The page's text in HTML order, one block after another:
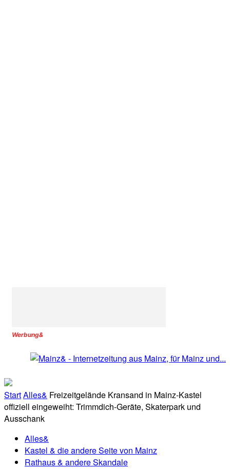
Werbung&
StartAlles& Freizeitgelände Kransand in Mainz-Kastel
offiziell eingeweiht: Trimmdich-Geräte, Skaterpark und
Ausschank
Alles&
Kastel & die andere Seite von Mainz
Rathaus & andere Skandale